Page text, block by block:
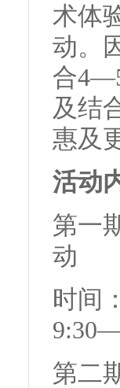
术体
动。
合
及结
惠及
活动
第一
动
时间
第二